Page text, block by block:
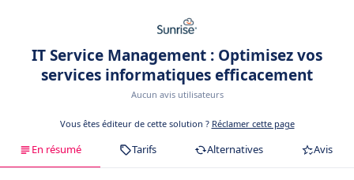
IT Service Management : Optimisez vos
services informatiques efficacement
Aucun avis utilisateurs
Vous êtes éditeur de cette solution ? Réclamer cette page
En résumé Tarifs Alternatives Avis